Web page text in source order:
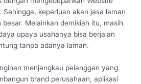
Sehingga, keperluan akan jasa laman
besar. Melainkan demikian itu, masih
upaya usahanya bisa berjalan
tanpa adanya laman.
menjangkau pelanggan yang
brand perusahaan, aplikasi